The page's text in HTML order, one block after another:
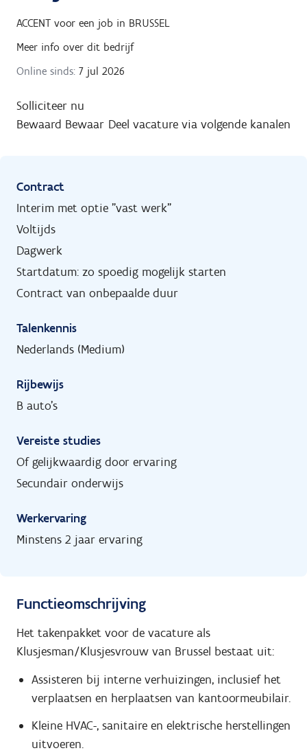
ACCENT voor een job in BRUSSEL
Meer info over dit bedrijf
Online sinds: 7 jul 2026
Solliciteer nu
Bewaard Bewaar Deel vacature via volgende kanalen
Contract
Interim met optie "vast werk"
Voltijds
Dagwerk
Startdatum: zo spoedig mogelijk starten
Contract van onbepaalde duur
Talenkennis
Nederlands (Medium)
Rijbewijs
B auto's
Vereiste studies
Of gelijkwaardig door ervaring
Secundair onderwijs
Werkervaring
Minstens 2 jaar ervaring
Functieomschrijving
Het takenpakket voor de vacature als
Klusjesman/Klusjesvrouw van Brussel bestaat uit:
Assisteren bij interne verhuizingen, inclusief het
verplaatsen en herplaatsen van kantoormeubilair.
Kleine HVAC-, sanitaire en elektrische herstellingen
uitvoeren.